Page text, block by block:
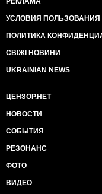
УСЛОВИЯ ПОЛЬЗОВАНИЯ
ПОЛИТИКА
СВІЖІ НОВИНИ
UKRAINIAN NEWS
ЦЕНЗОР.НЕТ
НОВОСТИ
СОБЫТИЯ
РЕЗОНАНС
ФОТО
ВИДЕО